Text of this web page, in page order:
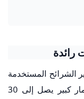
رائدة
الشرائح المستخدمة
في نماذج أوبن إيه آي، تخطط لاستثمار كبير يصل إلى 30